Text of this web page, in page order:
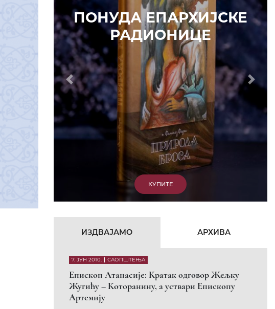
КУПИТЕ
7. ЈУН 2010. САОПШТЕЊА
Eпископ Атанасије: Кратак одговор Жељку
Жугићу – Которанину, а уствари Епископу
Артемију
15. ЈАНУАР 2011. ВЕСТИ
Eпископ Атанасије: Артемијева секта -
парасинагога=парацрква
ВЕСТИ
Eпископ Западноамерички Г. Максим у посети
напад на Србина у Сувом Долу и апелује на
КФОР и ЕУЛЕКС да обезбеде сигурност за све
Eпископ Атанасије: Обавештење о манастиру
Светих Архангела код Призрена